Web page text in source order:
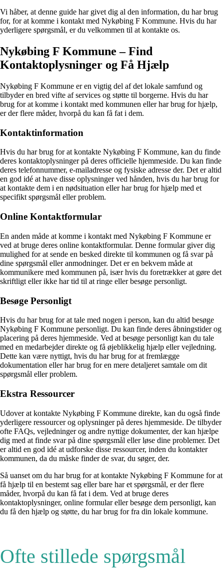
Vi håber, at denne guide har givet dig al den information, du har brug
for, for at komme i kontakt med Nykøbing F Kommune. Hvis du har
yderligere spørgsmål, er du velkommen til at kontakte os.
Nykøbing F Kommune – Find
Kontaktoplysninger og Få Hjælp
Nykøbing F Kommune er en vigtig del af det lokale samfund og
tilbyder en bred vifte af services og støtte til borgerne. Hvis du har
brug for at komme i kontakt med kommunen eller har brug for hjælp,
er der flere måder, hvorpå du kan få fat i dem.
Kontaktinformation
Hvis du har brug for at kontakte Nykøbing F Kommune, kan du finde
deres kontaktoplysninger på deres officielle hjemmeside. Du kan finde
deres telefonnummer, e-mailadresse og fysiske adresse der. Det er altid
en god idé at have disse oplysninger ved hånden, hvis du har brug for
at kontakte dem i en nødsituation eller har brug for hjælp med et
specifikt spørgsmål eller problem.
Online Kontaktformular
En anden måde at komme i kontakt med Nykøbing F Kommune er
ved at bruge deres online kontaktformular. Denne formular giver dig
mulighed for at sende en besked direkte til kommunen og få svar på
dine spørgsmål eller anmodninger. Det er en bekvem måde at
kommunikere med kommunen på, især hvis du foretrækker at gøre det
skriftligt eller ikke har tid til at ringe eller besøge personligt.
Besøge Personligt
Hvis du har brug for at tale med nogen i person, kan du altid besøge
Nykøbing F Kommune personligt. Du kan finde deres åbningstider og
placering på deres hjemmeside. Ved at besøge personligt kan du tale
med en medarbejder direkte og få øjeblikkelig hjælp eller vejledning.
Dette kan være nyttigt, hvis du har brug for at fremlægge
dokumentation eller har brug for en mere detaljeret samtale om dit
spørgsmål eller problem.
Ekstra Ressourcer
Udover at kontakte Nykøbing F Kommune direkte, kan du også finde
yderligere ressourcer og oplysninger på deres hjemmeside. De tilbyder
ofte FAQs, vejledninger og andre nyttige dokumenter, der kan hjælpe
dig med at finde svar på dine spørgsmål eller løse dine problemer. Det
er altid en god idé at udforske disse ressourcer, inden du kontakter
kommunen, da du måske finder de svar, du søger, der.
Så uanset om du har brug for at kontakte Nykøbing F Kommune for at
få hjælp til en bestemt sag eller bare har et spørgsmål, er der flere
måder, hvorpå du kan få fat i dem. Ved at bruge deres
kontaktoplysninger, online formular eller besøge dem personligt, kan
du få den hjælp og støtte, du har brug for fra din lokale kommune.
Ofte stillede spørgsmål